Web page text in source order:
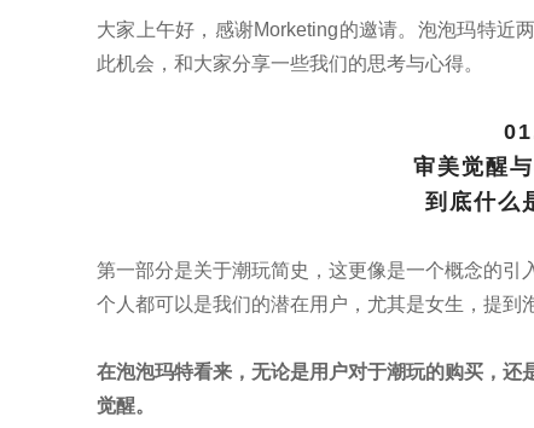
大家上午好，感谢Morketing的邀请。泡泡玛特近
此机会，和大家分享一些我们的思考与心得。
审美觉醒
到底什么
第一部分是关于潮玩简史，这更像是一个概念的
个人都可以是我们的潜在用户，尤其是女生，提到
在泡泡玛特看来，无论是用户对于潮玩的购买，
觉醒。